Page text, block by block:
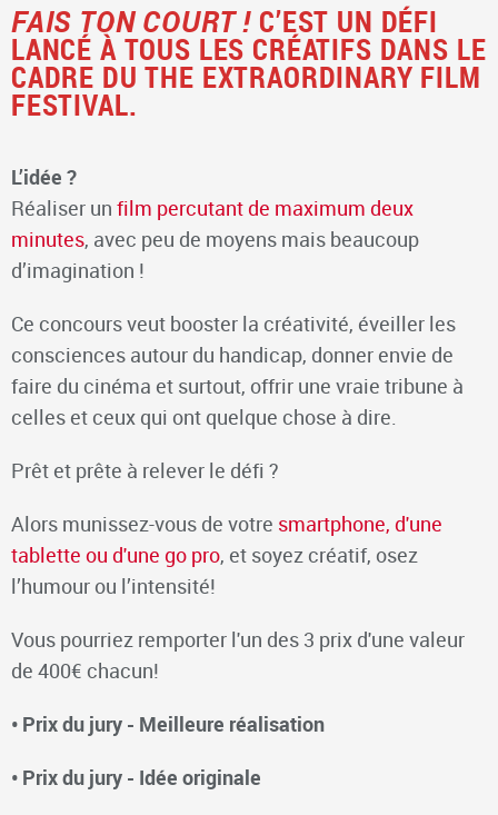
FAIS TON COURT ! C’EST UN DÉFI
LANCÉ À TOUS LES CRÉATIFS DANS LE
CADRE DU THE EXTRAORDINARY FILM
FESTIVAL.
L’idée ?
Réaliser un film percutant de maximum deux
minutes, avec peu de moyens mais beaucoup
d’imagination !
Ce concours veut booster la créativité, éveiller les
consciences autour du handicap, donner envie de
faire du cinéma et surtout, offrir une vraie tribune à
celles et ceux qui ont quelque chose à dire.
Prêt et prête à relever le défi ?
Alors munissez-vous de votre smartphone, d'une
tablette ou d'une go pro, et soyez créatif, osez
l’humour ou l’intensité!
Vous pourriez remporter l'un des 3 prix d'une valeur
de 400€ chacun!
• Prix du jury - Meilleure réalisation
• Prix du jury - Idée originale